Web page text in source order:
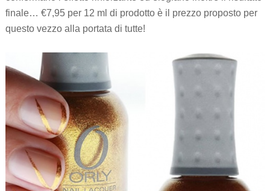
finale… €7,95 per 12 ml di prodotto è il prezzo proposto per
questo vezzo alla portata di tutte!